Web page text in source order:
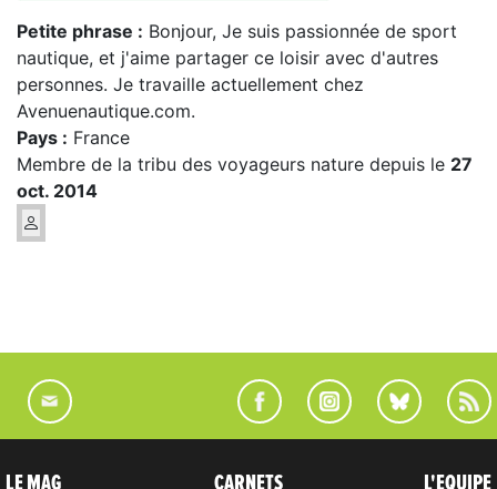
Petite phrase : Bonjour, Je suis passionnée de sport
nautique, et j'aime partager ce loisir avec d'autres
personnes. Je travaille actuellement chez
Avenuenautique.com.
Pays : France
Membre de la tribu des voyageurs nature depuis le 27
oct. 2014
LE MAG CARNETS L'EQUIPE